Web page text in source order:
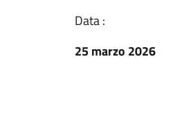
Data :
25 marzo 2026